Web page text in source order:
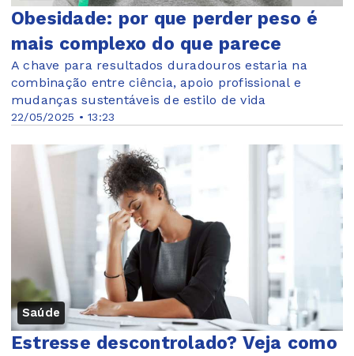
22/05/2025 • 13:23
Obesidade: por que perder peso é
mais complexo do que parece
A chave para resultados duradouros estaria na
combinação entre ciência, apoio profissional e
mudanças sustentáveis de estilo de vida
Saúde
Estresse descontrolado? Veja como